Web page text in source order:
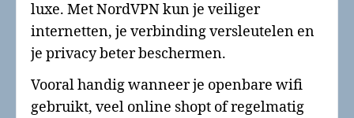
luxe. Met NordVPN kun je veiliger
internetten, je verbinding versleutelen en
je privacy beter beschermen.
Vooral handig wanneer je openbare wifi
gebruikt, veel online shopt of regelmatig